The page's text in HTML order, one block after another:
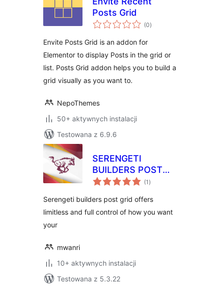
Posts Grid
(0wszystkich
ocen
)
Envite Posts Grid is an addon for
Elementor to display Posts in the grid or
list. Posts Grid addon helps you to build a
grid visually as you want to.
NepoThemes
50+ aktywnych instalacji
Testowana z 6.9.6
SERENGETI
BUILDERS POST
GRID – SPG (1 wszystkich
ocen
)
Serengeti builders post grid offers
limitless and full control of how you want
your
mwanri
10+ aktywnych instalacji
Testowana z 5.3.22